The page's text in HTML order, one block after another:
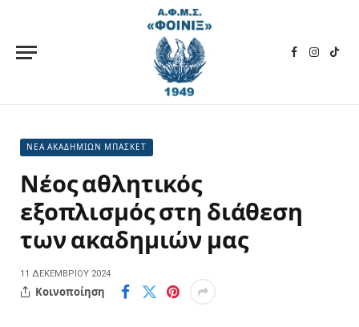
Facebook
ΝΕΑ ΑΚΑΔΗΜΙΩΝ ΜΠΑΣΚΕΤ
Νέος αθλητικός
εξοπλισμός στη διάθεση
των ακαδημιών μας
11 ΔΕΚΕΜΒΡΊΟΥ 2024
Κοινοποίηση